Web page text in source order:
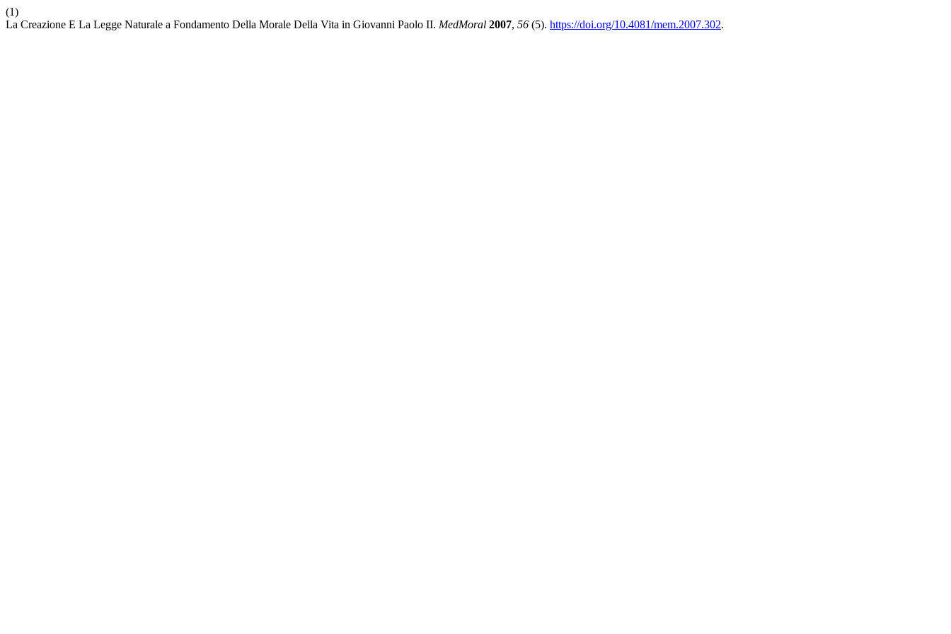
(1)
La Creazione E La Legge Naturale a Fondamento Della Morale Della Vita in Giovanni Paolo II. MedMoral 2007, 56 (5). https://doi.org/10.4081/mem.2007.302.